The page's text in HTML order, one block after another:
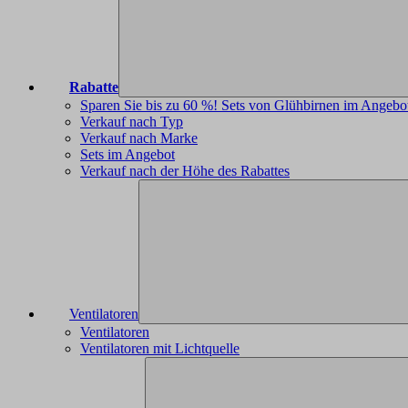
Rabatte
Sparen Sie bis zu 60 %! Sets von Glühbirnen im
Verkauf nach Typ
Verkauf nach Marke
Sets im Angebot
Verkauf nach der Höhe des Rabattes
Ventilatoren
Ventilatoren
Ventilatoren mit Lichtquelle